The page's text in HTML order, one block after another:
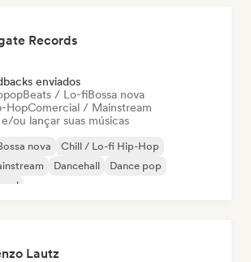
Records
enviados
Beats / Lo-fiBossa nova
HopComercial / Mainstream
ou lançar suas músicas
nova
Chill / Lo-fi Hip-Hop
Dancehall
Dance pop
Lautz